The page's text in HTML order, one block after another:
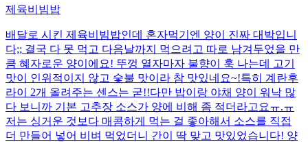
제육비빔밥
배달로 시킨 제육비빔밥인데 혼자먹기엔 양이 진짜 대박입니
다;; 결국 다 못 먹고 다음날까지 먹으려고 따로 남겨두었을 만
큼 혜자로운 양이에요! 뚜껑 열자마자 불향이 훅 나는데 고기
맛이 인위적이지 않고 숯불 맛이라 참 맛있네요~!특히 계란후
라이 2개 올려주는 센스는 굳!! ​다만 밥이랑 야채 양이 워낙 많
다 보니까 기본 고추장 소스가 양에 비해 좀 적더라고요ㅠ.ㅠ
저는 싱거운 것보다 매콤하게 먹는 걸 좋아해서 소스를 직접
더 만들어 넣어 비벼 먹었더니 간이 딱 맞고 맛있었습니다! 양